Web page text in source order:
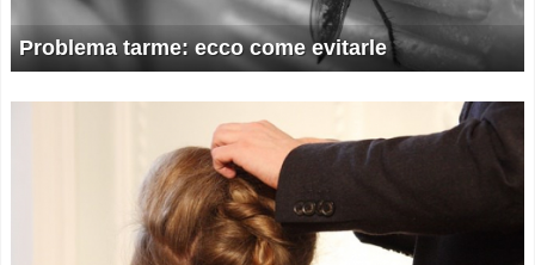
Problema tarme: ecco come evitarle